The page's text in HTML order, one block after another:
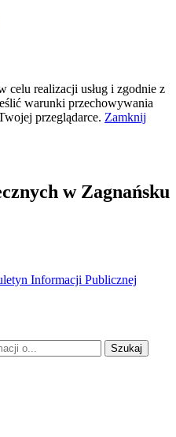
celu realizacji usług i zgodnie z
warunki przechowywania
przeglądarce. Zamknij
w Zagnańsku
Informacji Publicznej
Szukaj